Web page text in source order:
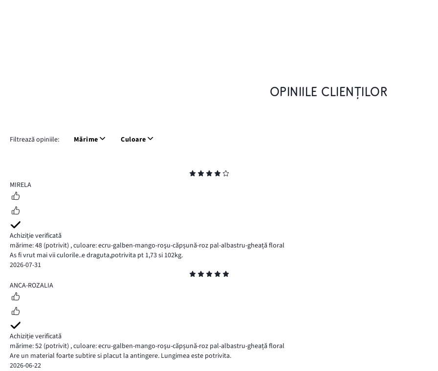
OPINIILE CLIENȚILOR
Filtrează opiniile: Mărime Culoare
4
MIRELA
Achiziție verificată
mărime: 48 (potrivit) ,culoare: ecru-galben-mango-roşu-căpșună-roz pal-albastru-gheață floral
As fi vrut mai vii culorile..e draguta,potrivita pt 1,73 si 102kg.
2026-07-31
5
ANCA-ROZALIA
Achiziție verificată
mărime: 52 (potrivit) ,culoare: ecru-galben-mango-roşu-căpșună-roz pal-albastru-gheață floral
Are un material foarte subtire si placut la antingere. Lungimea este potrivita.
2026-06-22